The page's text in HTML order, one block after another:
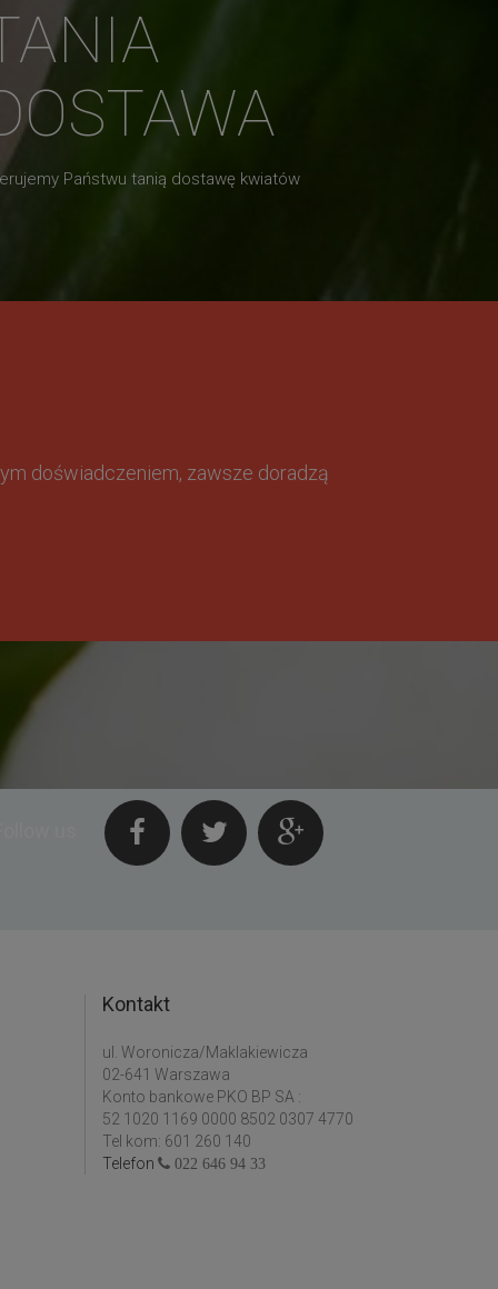
Państwu tanią dostawę kwiatów
doświadczeniem, zawsze doradzą
Kontakt
ul. Woronicza/Maklakiewicza
02-641 Warszawa
Konto bankowe PKO BP SA :
52 1020 1169 0000 8502 0307 4770
Tel kom: 601 260 140
Telefon
022 646 94 33